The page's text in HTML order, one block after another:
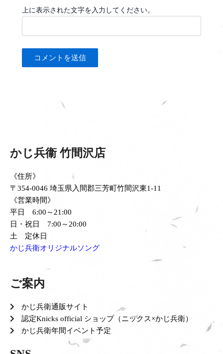
上に表示された文字を入力してください。
かじ兵衞 竹間沢店
《住所》
〒354-0046 埼玉県入間郡三芳町竹間沢東1-11
《営業時間》
平日 6:00～21:00
日・祝日 7:00～20:00
土 定休日
かじ兵衛オリジナルソング
ご案内
かじ兵衛通販サイト
認定Knicks official ショップ（ニックス×かじ兵衛）
かじ兵衛年間イベント予定